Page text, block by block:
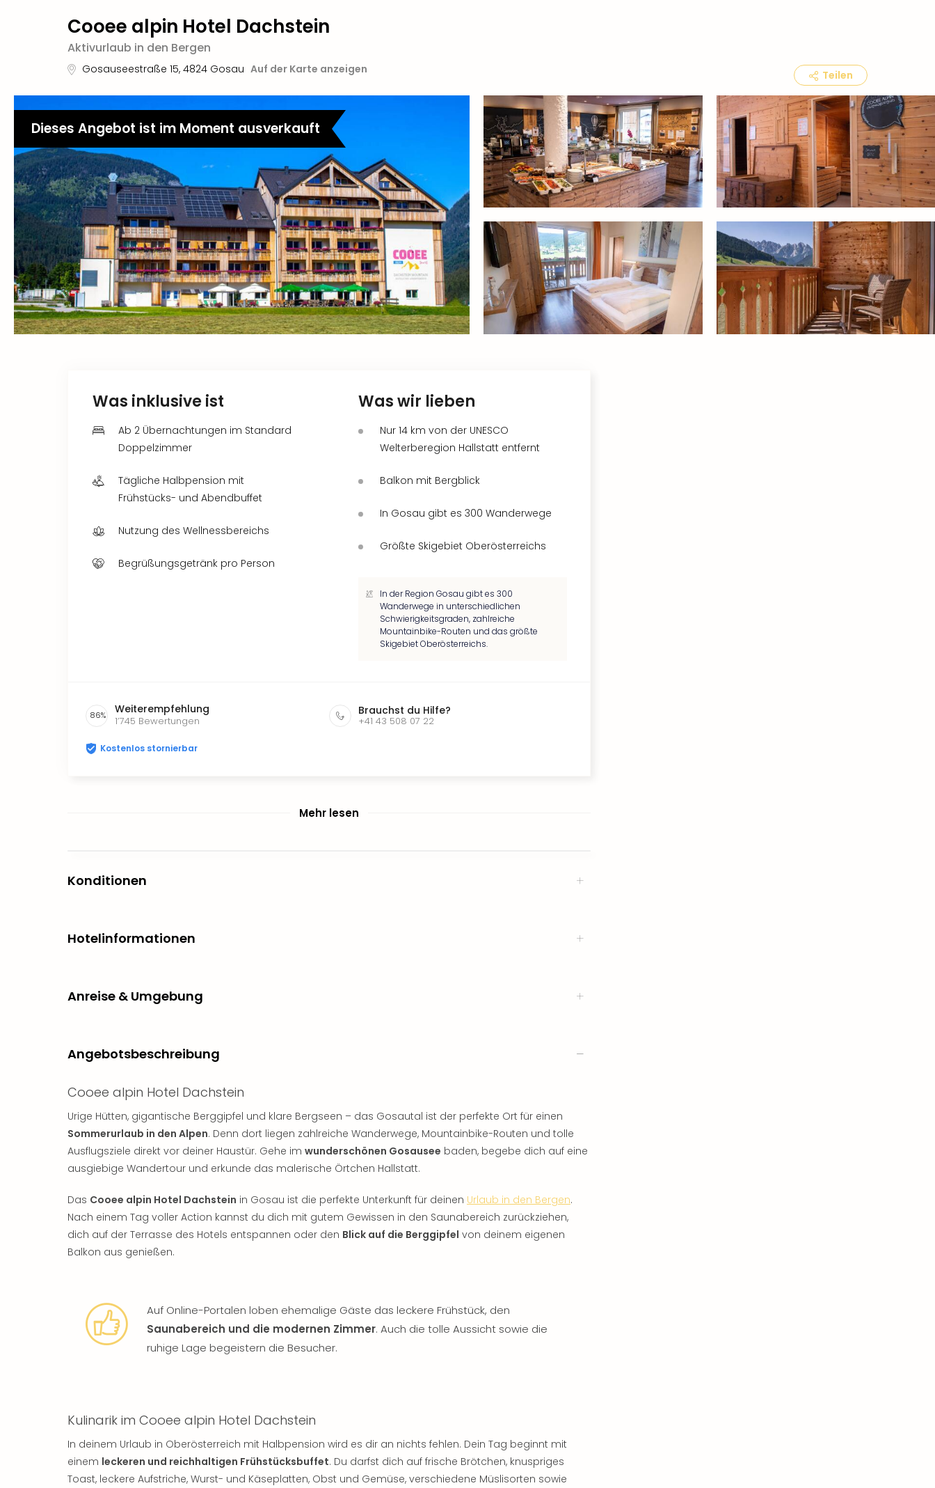
Cooee alpin Hotel Dachstein
Aktivurlaub in den Bergen
Gosauseestraße 15, 4824 Gosau Auf der Karte anzeigen Teilen
Dieses Angebot ist im Moment ausverkauft
Was inklusive ist
Ab 2 Übernachtungen im Standard
Doppelzimmer
Tägliche Halbpension mit
Frühstücks- und Abendbuffet
Nutzung des Wellnessbereichs
Begrüßungsgetränk pro Person
Was wir lieben
Nur 14 km von der UNESCO
Welterberegion Hallstatt entfernt
Balkon mit Bergblick
In Gosau gibt es 300 Wanderwege
Größte Skigebiet Oberösterreichs
In der Region Gosau gibt es 300
Wanderwege in unterschiedlichen
Schwierigkeitsgraden, zahlreiche
Mountainbike-Routen und das größte
Skigebiet Oberösterreichs.
86% Weiterempfehlung
1’745 Bewertungen
Brauchst du Hilfe?
+41 43 508 07 22
Kostenlos stornierbar
Mehr lesen
Konditionen
Hotelinformationen
Anreise & Umgebung
Angebotsbeschreibung
Cooee alpin Hotel Dachstein
Urige Hütten, gigantische Berggipfel und klare Bergseen – das Gosautal ist der perfekte Ort für einen
Sommerurlaub in den Alpen. Denn dort liegen zahlreiche Wanderwege, Mountainbike-Routen und tolle
Ausflugsziele direkt vor deiner Haustür. Gehe im wunderschönen Gosausee baden, begebe dich auf eine
ausgiebige Wandertour und erkunde das malerische Örtchen Hallstatt.
Das Cooee alpin Hotel Dachstein in Gosau ist die perfekte Unterkunft für deinen Urlaub in den Bergen.
Nach einem Tag voller Action kannst du dich mit gutem Gewissen in den Saunabereich zurückziehen,
dich auf der Terrasse des Hotels entspannen oder den Blick auf die Berggipfel von deinem eigenen
Balkon aus genießen.
Auf Online-Portalen loben ehemalige Gäste das leckere Frühstück, den
Saunabereich und die modernen Zimmer. Auch die tolle Aussicht sowie die
ruhige Lage begeistern die Besucher.
Kulinarik im Cooee alpin Hotel Dachstein
In deinem Urlaub in Oberösterreich mit Halbpension wird es dir an nichts fehlen. Dein Tag beginnt mit
einem leckeren und reichhaltigen Frühstücksbuffet. Du darfst dich auf frische Brötchen, knuspriges
Toast, leckere Aufstriche, Wurst- und Käseplatten, Obst und Gemüse, verschiedene Müslisorten sowie